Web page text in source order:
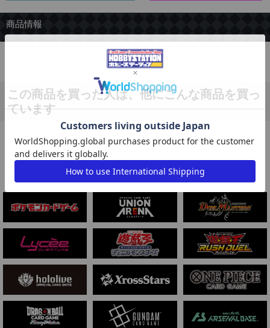
商品情報
この商品を買った人は、他にこんな商品を買っ
ています